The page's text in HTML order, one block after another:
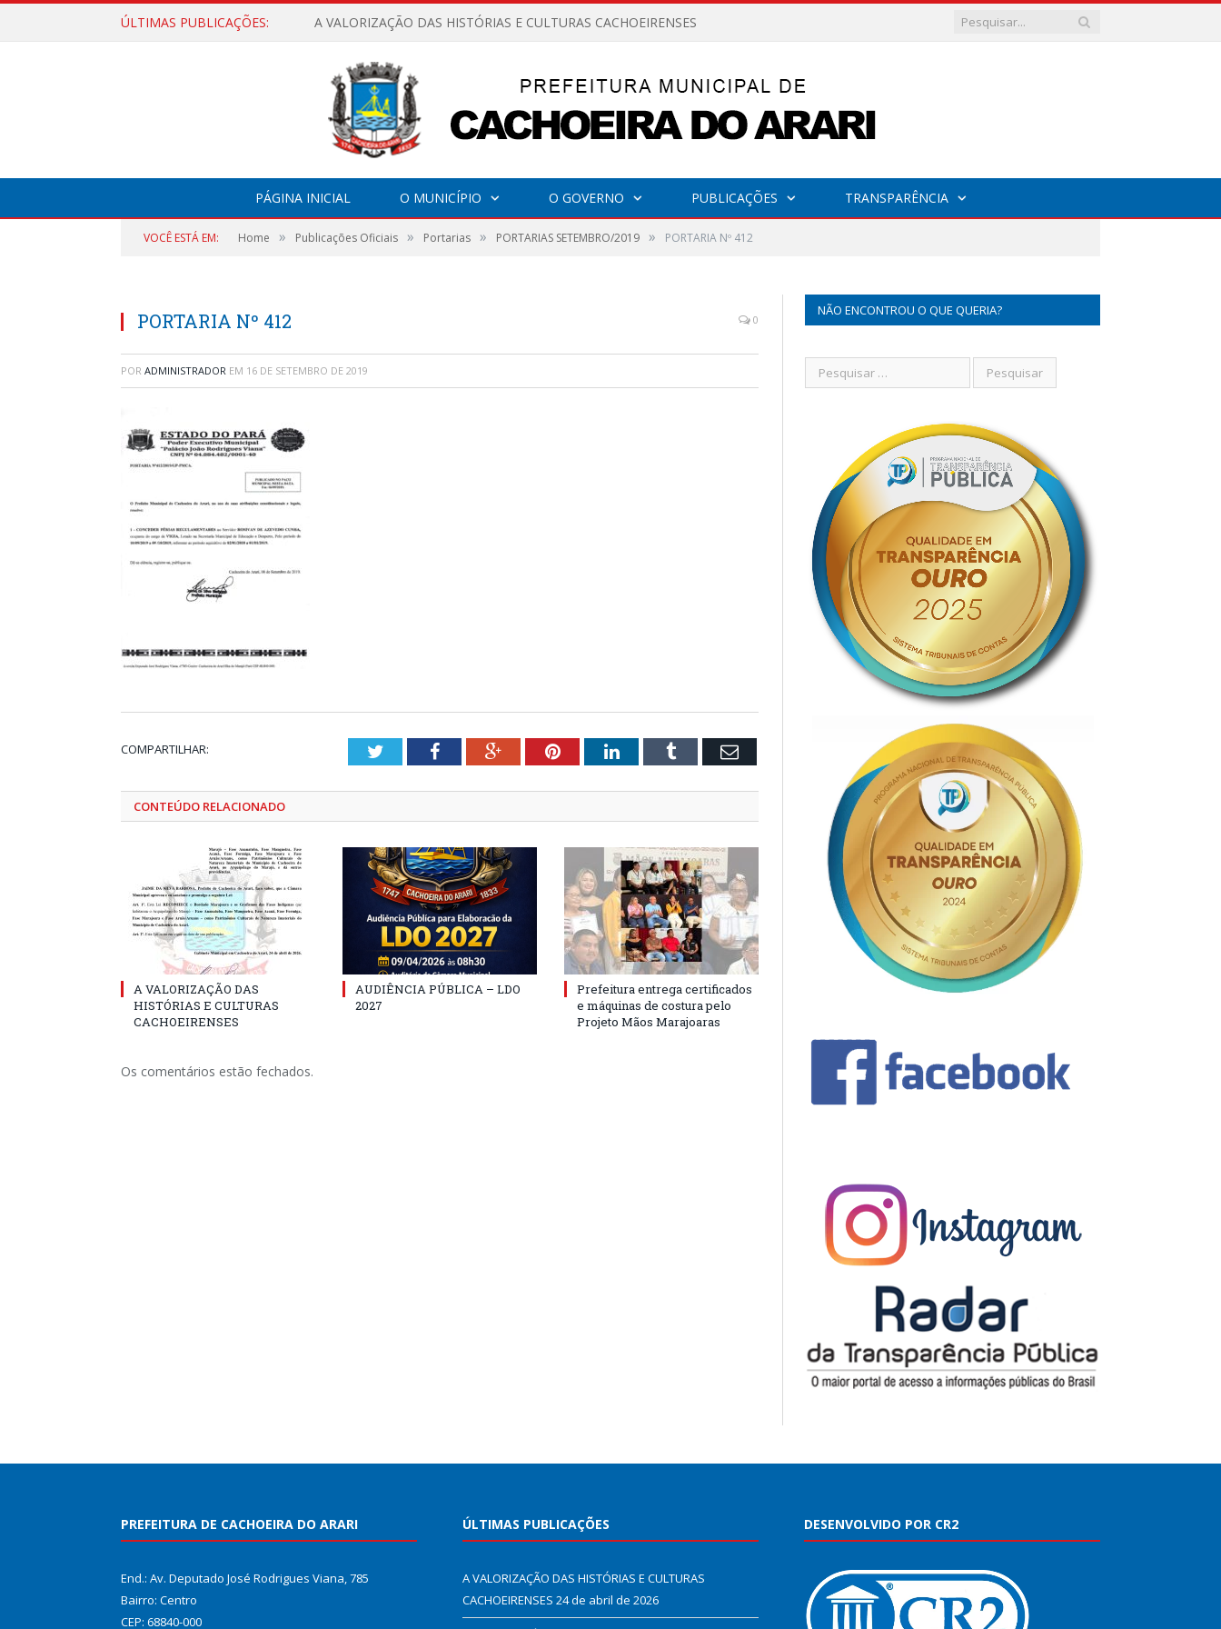
ÚLTIMAS PUBLICAÇÕES: A VALORIZAÇÃO DAS HISTÓRIAS E CULTURAS CACHOEIRENSES
PÁGINA INICIAL O MUNICÍPIO O GOVERNO PUBLICAÇÕES TRANSPARÊNCIA
VOCÊ ESTÁ EM: Home » Publicações Oficiais » Portarias » PORTARIAS SETEMBRO/2019 » PORTARIA Nº 412
PORTARIA Nº 412 0
POR ADMINISTRADOR EM 16 DE SETEMBRO DE 2019
COMPARTILHAR: TwitterFacebookGoogle+PinterestLinkedInTumblr Email
CONTEÚDO RELACIONADO
A VALORIZAÇÃO DAS
HISTÓRIAS E CULTURAS
CACHOEIRENSES
AUDIÊNCIA PÚBLICA – LDO
2027
Prefeitura entrega certificados
e máquinas de costura pelo
Projeto Mãos Marajoaras
Os comentários estão fechados.
NÃO ENCONTROU O QUE QUERIA?
PREFEITURA DE CACHOEIRA DO ARARI
End.: Av. Deputado José Rodrigues Viana, 785
Bairro: Centro
CEP: 68840-000
ÚLTIMAS PUBLICAÇÕES
A VALORIZAÇÃO DAS HISTÓRIAS E CULTURAS
CACHOEIRENSES 24 de abril de 2026
DESENVOLVIDO POR CR2